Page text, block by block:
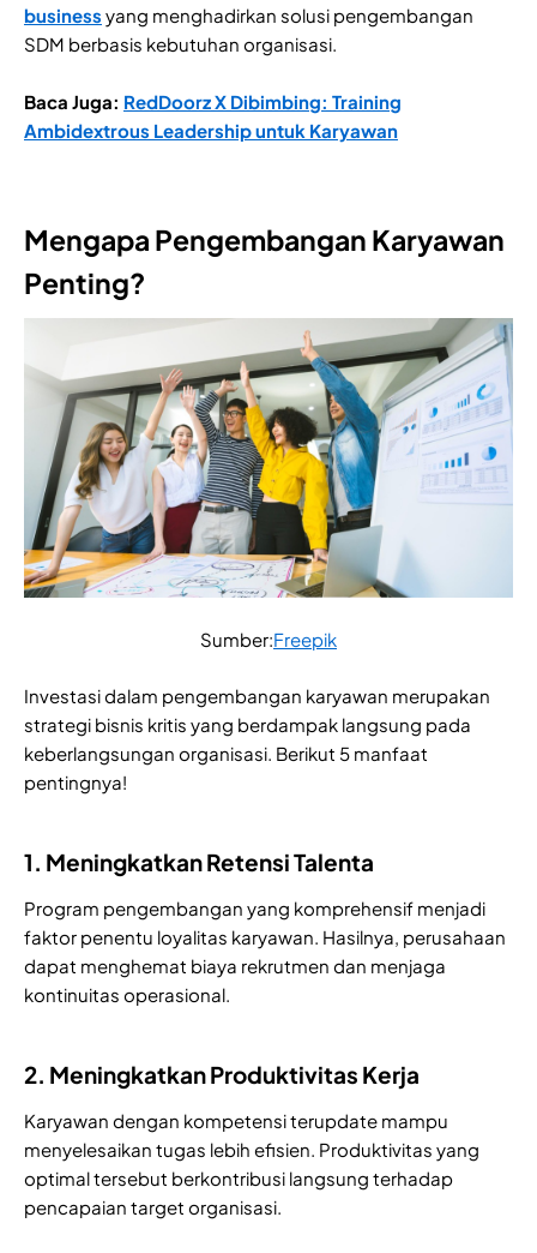
business yang menghadirkan solusi pengembangan
SDM berbasis kebutuhan organisasi.
Baca Juga: RedDoorz X Dibimbing: Training
Ambidextrous Leadership untuk Karyawan
Mengapa Pengembangan Karyawan
Penting?
Sumber:Freepik
Investasi dalam pengembangan karyawan merupakan
strategi bisnis kritis yang berdampak langsung pada
keberlangsungan organisasi. Berikut 5 manfaat
pentingnya!
1. Meningkatkan Retensi Talenta
Program pengembangan yang komprehensif menjadi
faktor penentu loyalitas karyawan. Hasilnya, perusahaan
dapat menghemat biaya rekrutmen dan menjaga
kontinuitas operasional.
2. Meningkatkan Produktivitas Kerja
Karyawan dengan kompetensi terupdate mampu
menyelesaikan tugas lebih efisien. Produktivitas yang
optimal tersebut berkontribusi langsung terhadap
pencapaian target organisasi.